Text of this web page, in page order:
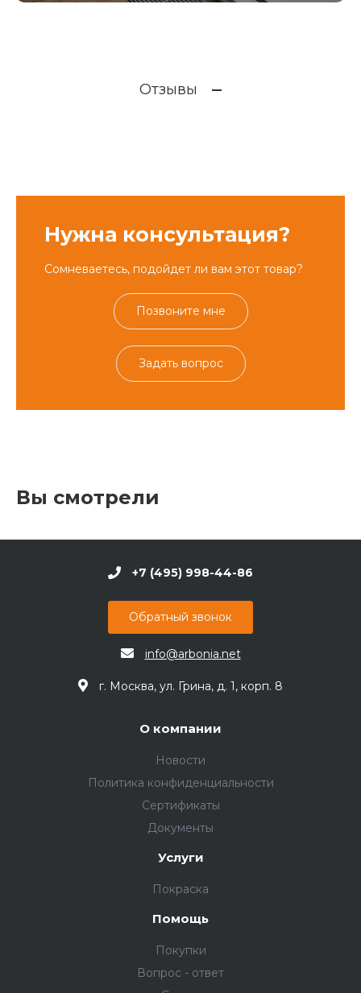
Отзывы
Нужна консультация?
Сомневаетесь, подойдет ли вам этот товар?
Позвоните мне
Задать вопрос
Вы смотрели
+7 (495) 998-44-86
Обратный звонок
info@arbonia.net
г. Москва, ул. Грина, д. 1, корп. 8
О компании
Новости
Политика конфиденциальности
Сертификаты
Документы
Услуги
Покраска
Помощь
Покупки
Вопрос - ответ